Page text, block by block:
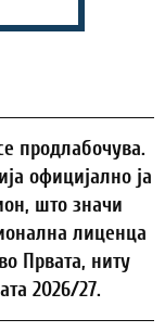
продлабочува.
официјално ја
што значи
лиценца
Првата, ниту
2026/27.